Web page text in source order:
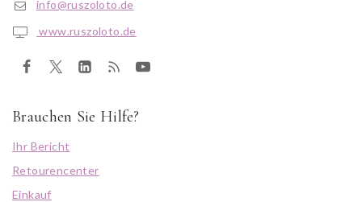
info@ruszoloto.de
www.ruszoloto.de
Brauchen Sie Hilfe?
Ihr Bericht
Retourencenter
Einkauf